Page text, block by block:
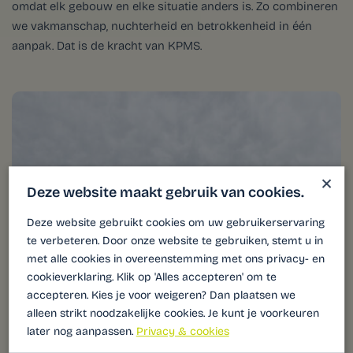
omdat elk gebouw en elke situatie anders is. Zo combineren
we vakmanschap, nuchterheid en betrokkenheid in één
aanpak. Dat is de kracht van KPMS.
×
Deze website maakt gebruik van cookies.
Deze website gebruikt cookies om uw gebruikerservaring
te verbeteren. Door onze website te gebruiken, stemt u in
met alle cookies in overeenstemming met ons privacy- en
cookieverklaring. Klik op 'Alles accepteren' om te
accepteren. Kies je voor weigeren? Dan plaatsen we
alleen strikt noodzakelijke cookies. Je kunt je voorkeuren
later nog aanpassen. Privacy & cookies